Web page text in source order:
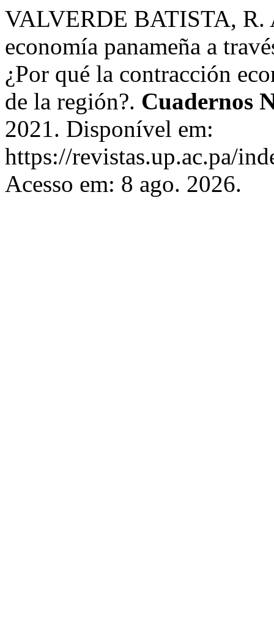
VALVERDE BATISTA, R.
economía panameña a
¿Por qué la contracción
de la región?. Cuadernos
2021. Disponível em:
https://revistas.up.ac.pa/
Acesso em: 8 ago. 2026.